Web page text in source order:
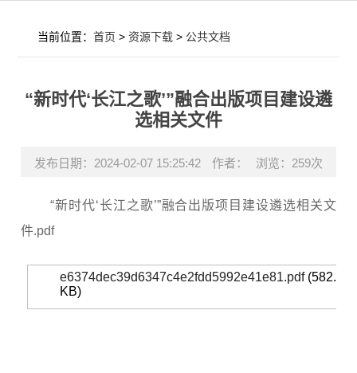
当前位置：首页 >资源下载 > 公共文档
“新时代‘长江之歌’”融合出版项目建设遴
选相关文件
发布日期：2024-02-07 15:25:42 作者： 浏览： 259次
“新时代‘长江之歌’”融合出版项目建设遴选相关文
件.pdf
e6374dec39d6347c4e2fdd5992e41e81.pdf(582.15
KB)